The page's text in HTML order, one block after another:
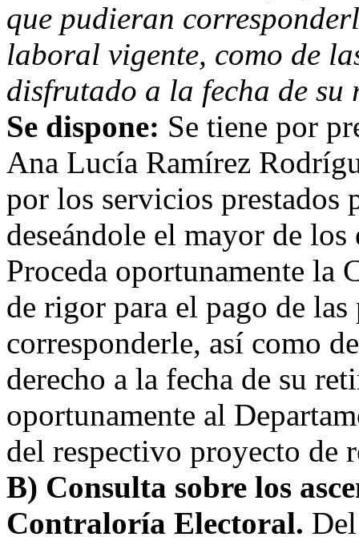
que pudieran
laboral vigente, como de
disfrutado a la fecha de su
Se dispone: Se tiene por
Ana Lucía Ramírez
por los servicios prestados
deseándole el mayor de
Proceda oportunamente la
de rigor para el pago de
corresponderle, así como
derecho a la fecha de su
oportunamente al
del respectivo proyecto de
B) Consulta sobre los
Contraloría Electoral.